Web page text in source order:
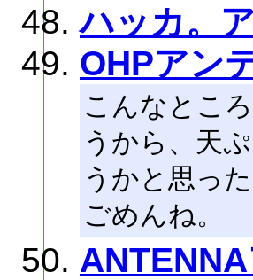
ハッカ。
OHPアン
こんなとこ
うから、天
うかと思っ
ごめんね。